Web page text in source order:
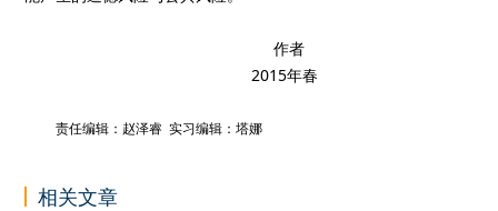
作者
2015年春
责任编辑：赵泽睿 实习编辑：塔娜
相关文章